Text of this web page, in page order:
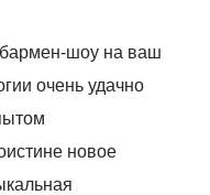
шоу на ваш
очень удачно
новое